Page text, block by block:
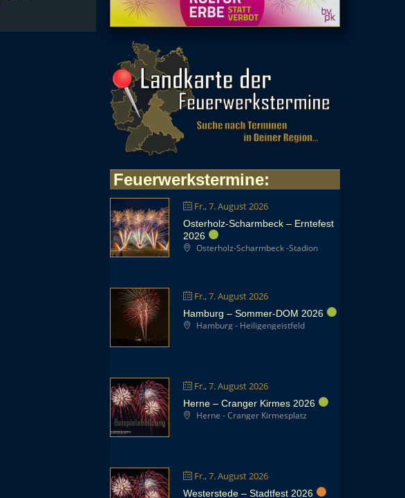
Feuerwerkstermine:
Fr., 7. August 2026
Osterholz-Scharmbeck – Erntefest
2026
Osterholz-Scharmbeck -Stadion
Fr., 7. August 2026
Hamburg – Sommer-DOM 2026
Hamburg - Heiligengeistfeld
Fr., 7. August 2026
Herne – Cranger Kirmes 2026
Herne - Cranger Kirmesplatz
Fr., 7. August 2026
Westerstede – Stadtfest 2026